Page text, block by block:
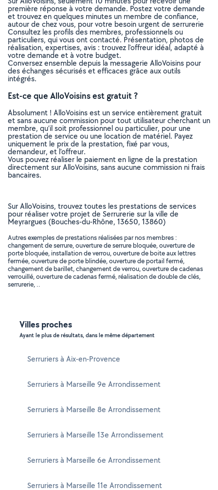
première réponse à votre demande. Postez votre demande
et trouvez en quelques minutes un membre de confiance,
autour de chez vous, pour votre besoin urgent de serrurerie
Consultez les profils des membres, professionnels ou
particuliers, qui vous ont contacté. Présentation, photos de
réalisation, expertises, avis : trouvez l'offreur idéal, adapté à
votre demande et à votre budget.
Conversez ensemble depuis la messagerie AlloVoisins pour
des échanges sécurisés et efficaces grâce aux outils
intégrés.
Est-ce que AlloVoisins est gratuit ?
Absolument ! AlloVoisins est un service entièrement gratuit
et sans aucune commission pour tout utilisateur cherchant un
membre, qu’il soit professionnel ou particulier, pour une
prestation de service ou une location de matériel. Payez
uniquement le prix de la prestation, fixé par vous,
demandeur, et l’offreur.
Vous pouvez réaliser le paiement en ligne de la prestation
directement sur AlloVoisins, sans aucune commission ni frais
bancaires.
Sur AlloVoisins, trouvez toutes les prestations de services
pour réaliser votre projet de Serrurerie sur la ville de
Meyrargues (Bouches-du-Rhône, 13650, 13860)
Autres exemples de prestations réalisées par nos membres :
changement de serrure, ouverture de serrure bloquée, ouverture de
porte bloquée, installation de verrou, ouverture de boite aux lettres
fermée, ouverture de porte blindée, ouverture de portail fermé,
changement de barillet, changement de verrou, ouverture de cadenas
verrouillé, ouverture de cadenas fermé, réalisation de double de clés,
serrurerie, ..
Villes proches
Ayant le plus de résultats, dans le même département
Serruriers à Aix-en-Provence
Serruriers à Marseille 9e Arrondissement
Serruriers à Marseille 8e Arrondissement
Serruriers à Marseille 13e Arrondissement
Serruriers à Marseille 6e Arrondissement
Serruriers à Marseille 11e Arrondissement